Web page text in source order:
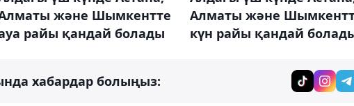
және Шымкентте
райы қандай болады
Алматы және
күн райы қандай
хабардар болыңыз: